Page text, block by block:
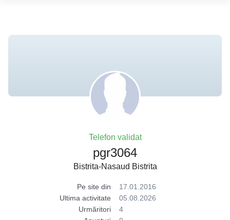
Telefon validat
pgr3064
Bistrita-Nasaud Bistrita
Pe site din
17.01.2016
Ultima activitate
05.08.2026
Urmăritori
4